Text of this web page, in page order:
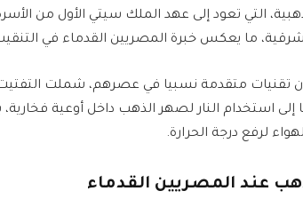
التي تعود إلى عهد الملك سيتي الأول من
ما يعكس خبرة المصريين القدماء في
تقنيات متقدمة نسبيا في عصرهم، شملت
إلى استخدام النار لصهر الذهب داخل أوعية
لرفع درجة الحرارة.
عند المصريين القدماء